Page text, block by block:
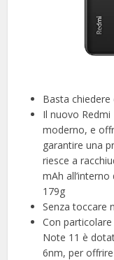
Basta chiedere
Il nuovo
moderno, e
garantire una
riesce a
mAh
179g
Senza toccare
Con
Note 11 è
6nm, per